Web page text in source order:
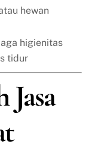
hewan
higienitas
tidur